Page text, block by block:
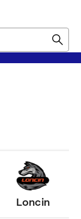
Loncin